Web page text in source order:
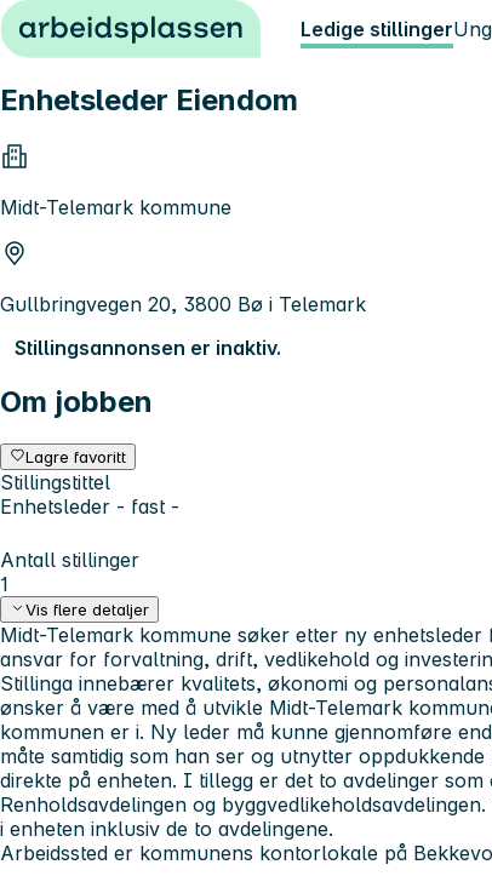
Hopp til innhold Ledige stillingerUng
Enhetsleder Eiendom
Midt-Telemark kommune
Gullbringvegen 20, 3800 Bø i Telemark
Stillingsannonsen er inaktiv.
Om jobben
Lagre favoritt
Stillingstittel
Enhetsleder - fast -
Antall stillinger
1
Vis flere detaljer
Midt-Telemark kommune søker etter ny
ansvar for forvaltning, drift, vedlikehold og
Stillinga innebærer kvalitets, økonomi og
ønsker å være med å utvikle Midt-Telemark
kommunen er i. Ny leder må kunne gjennomføre
måte samtidig som han ser og utnytter
direkte på enheten. I tillegg er det to avdelinger
Renholdsavdelingen og
i enheten inklusiv de to avdelingene.
Arbeidssted er kommunens kontorlokale på